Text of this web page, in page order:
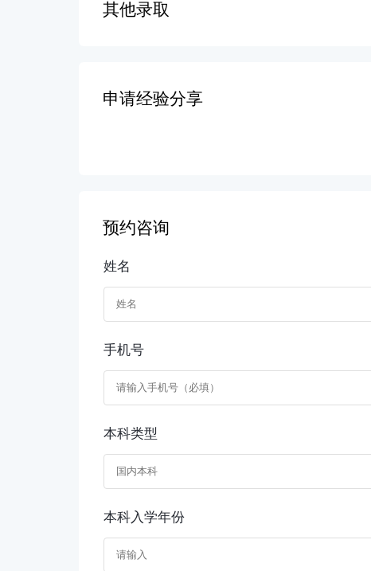
其他录取
申请经验分享
预约咨询
姓名
手机号
本科类型
本科入学年份